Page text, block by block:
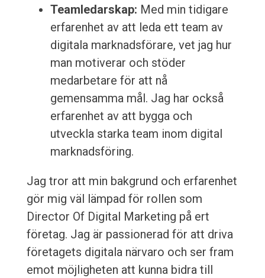
Teamledarskap: Med min tidigare
erfarenhet av att leda ett team av
digitala marknadsförare, vet jag hur
man motiverar och stöder
medarbetare för att nå
gemensamma mål. Jag har också
erfarenhet av att bygga och
utveckla starka team inom digital
marknadsföring.
Jag tror att min bakgrund och erfarenhet
gör mig väl lämpad för rollen som
Director Of Digital Marketing på ert
företag. Jag är passionerad för att driva
företagets digitala närvaro och ser fram
emot möjligheten att kunna bidra till